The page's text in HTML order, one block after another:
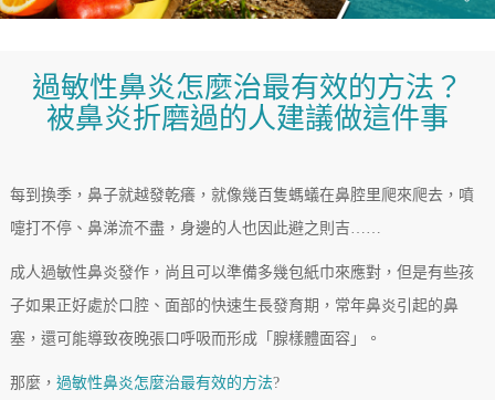
過敏性鼻炎怎麼治最有效的方法？
被鼻炎折磨過的人建議做這件事
每到換季，鼻子就越發乾癢，就像幾百隻螞蟻在鼻腔里爬來爬去，噴
嚏打不停、鼻涕流不盡，身邊的人也因此避之則吉……
成人過敏性鼻炎發作，尚且可以準備多幾包紙巾來應對，但是有些孩
子如果正好處於口腔、面部的快速生長發育期，常年鼻炎引起的鼻
塞，還可能導致夜晚張口呼吸而形成「腺樣體面容」。
那麼， 過敏性鼻炎怎麼治最有效的方法?